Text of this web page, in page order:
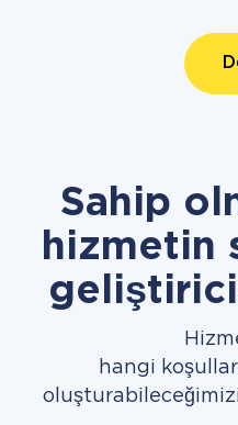
Sahip
hizmetin
hangi